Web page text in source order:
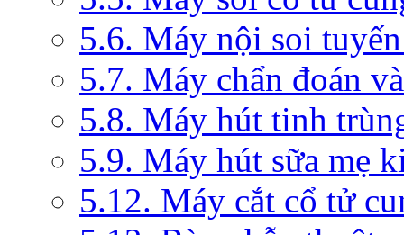
5.6. Máy nội soi
5.7. Máy chẩn đoán
5.8. Máy hút tinh
5.9. Máy hút sữa mẹ
5.12. Máy cắt cổ tử